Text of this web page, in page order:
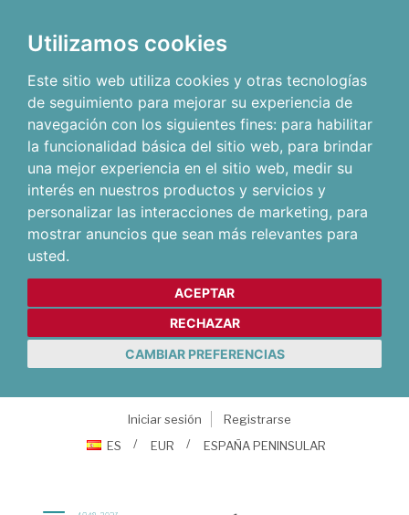
Utilizamos cookies
Este sitio web utiliza cookies y otras tecnologías
de seguimiento para mejorar su experiencia de
navegación con los siguientes fines: para habilitar
la funcionalidad básica del sitio web, para brindar
una mejor experiencia en el sitio web, medir su
interés en nuestros productos y servicios y
personalizar las interacciones de marketing, para
mostrar anuncios que sean más relevantes para
usted.
ACEPTAR
RECHAZAR
CAMBIAR PREFERENCIAS
Iniciar sesión
Registrarse
ES
EUR ESPAÑA PENINSULAR